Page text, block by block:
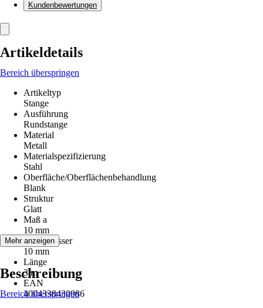
Kundenbewertungen
Artikeldetails
Bereich überspringen
Artikeltyp
Stange
Ausführung
Rundstange
Material
Metall
Materialspezifizierung
Stahl
Oberfläche/Oberflächenbehandlung
Blank
Struktur
Glatt
Maß a
10 mm
Durchmesser
10 mm
Länge
3 m
EAN
4004338430986
Mehr anzeigen
Beschreibung
Bereich überspringen